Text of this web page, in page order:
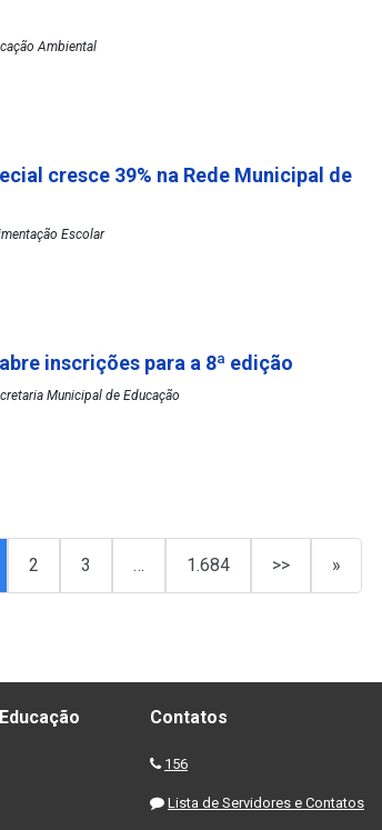
Ambiental
cresce 39% na Rede Municipal de
Escolar
inscrições para a 8ª edição
Municipal de Educação
2 3 … 1.684 >> »
Contatos
156
Lista de Servidores e Contatos